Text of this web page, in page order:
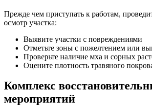
Прежде чем приступать к работам,
осмотр участка:
Выявите участки с повреждениями
Отметьте зоны с пожелтением или
Проверьте наличие мха и сорных
Оцените плотность травяного
Комплекс
мероприятий